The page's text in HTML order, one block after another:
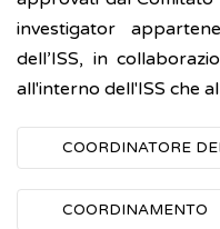
investigator
dell’ISS, in
all'interno dell'ISS che
COORDINATORE
Mirella Taranto
COORDINAMENTO